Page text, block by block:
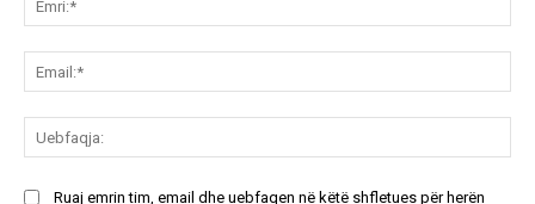
Ruaj emrin tim, email dhe uebfaqen në këtë shfletues për herën